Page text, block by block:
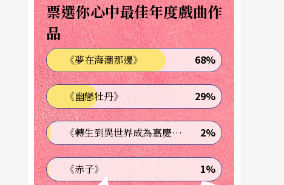
票選你心中最佳年度戲曲作
品
《夢在海潮那邊》 68%
《幽戀牡丹》 29%
《轉生到異世界成為嘉慶君—發現我的祖先是詐騙集團!?》 2%
《赤子》 1%